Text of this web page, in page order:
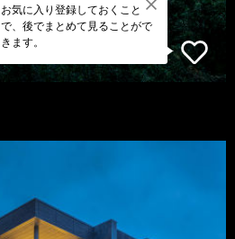
お気に入り登録しておくこと
で、後でまとめて見ることがで
きます。